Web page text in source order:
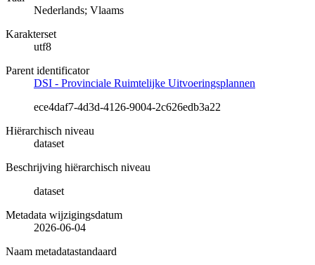
Nederlands; Vlaams
Karakterset
utf8
Parent identificator
DSI - Provinciale Ruimtelijke Uitvoeringsplannen
ece4daf7-4d3d-4126-9004-2c626edb3a22
Hiërarchisch niveau
dataset
Beschrijving hiërarchisch niveau
dataset
Metadata wijzigingsdatum
2026-06-04
Naam metadatastandaard